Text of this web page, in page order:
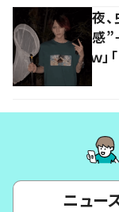
夜
感
ｗ」
ニュー